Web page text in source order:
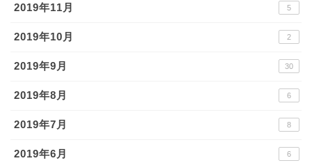
2019年11月 5
2019年10月 2
2019年9月 30
2019年8月 6
2019年7月 8
2019年6月 6